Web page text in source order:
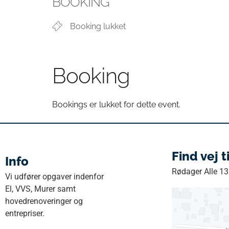
Booking lukket
Booking
Bookings er lukket for dette event.
Info
Vi udfører opgaver indenfor
El, VVS, Murer samt
hovedrenoveringer og
entrepriser.
Find vej
Rødager Alle